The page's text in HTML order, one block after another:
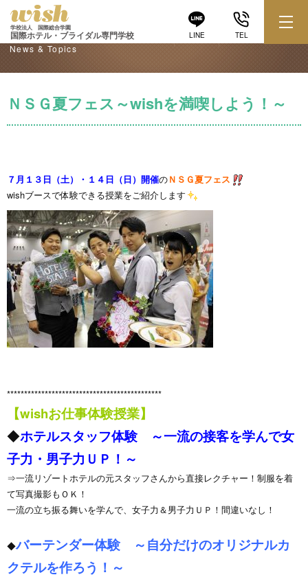
LINE TEL
学校法人 国際総合学園
国際ホテル・ブライダル専門学校
学校からのお知らせ
News & Topics
ＮＳＧ夏フェス～wishを満喫しよう！～
７月１３日（土）・１４日（日）開催のＮＳＧ夏フェス
wishブースで体験できる授業をご紹介します
*********************************************
【wishお仕事体験授業】
◆ホテルスタッフ体験 ～一流の接客を学んで女
子力・男子力ＵＰ！～
⇒一流リゾートホテルの元スタッフさんから直接レクチャー！制服を着
て写真撮影もＯＫ！
一流の立ち振る舞いを学んで、女子力＆男子力ＵＰ！間違いなし！
◆バーテンダー体験 ～自分だけのオリジナルカ
クテルを作ろう！～